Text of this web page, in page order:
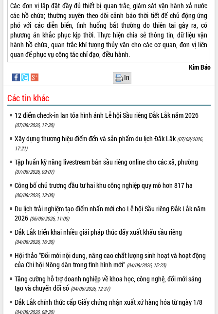
Các đơn vị lắp đặt đầy đủ thiết bị quan trắc, giám sát vận hành xả nước
các hồ chứa; thường xuyên theo dõi cảnh báo thời tiết để chủ động ứng
phó với các diễn biến, tình huống bất thường do thiên tai gây ra, có
phương án khắc phục kịp thời. Thực hiện chia sẻ thông tin, dữ liệu vận
hành hồ chứa, quan trắc khí tượng thủy văn cho các cơ quan, đơn vị liên
quan để phục vụ công tác chỉ đạo, điều hành.
Kim Bảo
In
Các tin khác
12 điểm check-in lan tỏa hình ảnh Lễ hội Sầu riêng Đắk Lắk năm 2026
(07/08/2026, 17:30)
Xây dựng thương hiệu điểm đến và sản phẩm du lịch Đắk Lắk (07/08/2026,
17:21)
Tập huấn kỹ năng livestream bán sầu riêng online cho các xã, phường
(07/08/2026, 09:07)
Công bố chủ trương đầu tư hai khu công nghiệp quy mô hơn 817 ha
(06/08/2026, 13:00)
Du lịch trải nghiệm tạo điểm nhấn mới cho Lễ hội Sầu riêng Đắk Lắk năm
2026 (06/08/2026, 11:00)
Đắk Lắk triển khai nhiều giải pháp thúc đẩy xuất khẩu sầu riêng
(04/08/2026, 16:30)
Hội thảo “Đổi mới nội dung, nâng cao chất lượng sinh hoạt và hoạt động
của Chi hội Nông dân trong tình hình mới” (04/08/2026, 15:23)
Tăng cường hỗ trợ doanh nghiệp về khoa học, công nghệ, đổi mới sáng
tạo và chuyển đổi số (04/08/2026, 12:37)
Đắk Lắk chính thức cấp Giấy chứng nhận xuất xứ hàng hóa từ ngày 1/8
(04/08/2026, 08:30)